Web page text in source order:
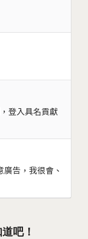
登入具名貢獻
告，我很會、
吧！